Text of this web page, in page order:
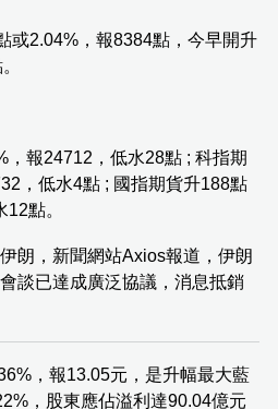
或2.04%，報8384點，今早開升
，報24712，低水28點 ; 科指期
，低水4點 ; 國指期貨升188點
12點。
朗，新聞網站Axios報道，伊朗
談已達成廣泛協議，消息抵銷
，報13.05元，是升幅最大藍
，股東應佔溢利達90.04億元